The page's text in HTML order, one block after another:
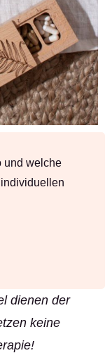
und welche
dienen der
keine